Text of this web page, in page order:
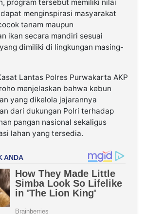
program tersebut memiliki nilai
menginspirasi masyarakat
tanam maupun
ikan secara mandiri sesuai
dimiliki di lingkungan masing-
Lantas Polres Purwakarta AKP
menjelaskan bahwa kebun
yang dikelola jajarannya
dari dukungan Polri terhadap
pangan nasional sekaligus
lahan yang tersedia.